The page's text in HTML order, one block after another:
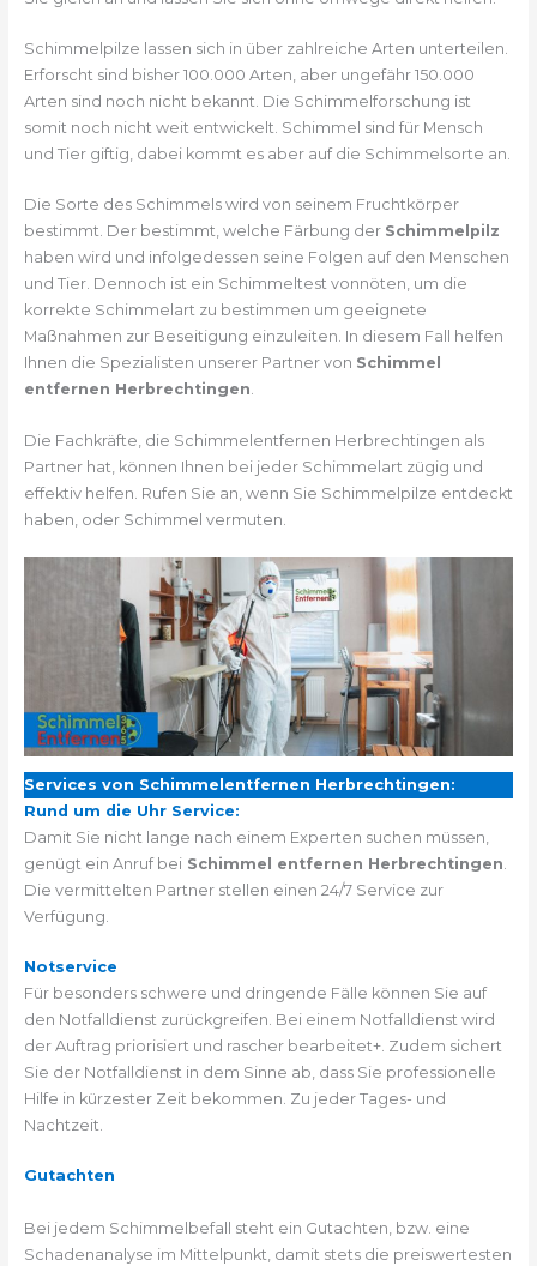
Schimmelpilze lassen sich in über zahlreiche Arten unterteilen.
Erforscht sind bisher 100.000 Arten, aber ungefähr 150.000
Arten sind noch nicht bekannt. Die Schimmelforschung ist
somit noch nicht weit entwickelt. Schimmel sind für Mensch
und Tier giftig, dabei kommt es aber auf die Schimmelsorte an.
Die Sorte des Schimmels wird von seinem Fruchtkörper
bestimmt. Der bestimmt, welche Färbung der Schimmelpilz
haben wird und infolgedessen seine Folgen auf den Menschen
und Tier. Dennoch ist ein Schimmeltest vonnöten, um die
korrekte Schimmelart zu bestimmen um geeignete
Maßnahmen zur Beseitigung einzuleiten. In diesem Fall helfen
Ihnen die Spezialisten unserer Partner von Schimmel
entfernen Herbrechtingen.
Die Fachkräfte, die Schimmelentfernen Herbrechtingen als
Partner hat, können Ihnen bei jeder Schimmelart zügig und
effektiv helfen. Rufen Sie an, wenn Sie Schimmelpilze entdeckt
haben, oder Schimmel vermuten.
Services von Schimmelentfernen Herbrechtingen:
Rund um die Uhr Service:
Damit Sie nicht lange nach einem Experten suchen müssen,
genügt ein Anruf bei Schimmel entfernen Herbrechtingen
Die vermittelten Partner stellen einen 24/7 Service zur
Verfügung.
Notservice
Für besonders schwere und dringende Fälle können Sie auf
den Notfalldienst zurückgreifen. Bei einem Notfalldienst wird
der Auftrag priorisiert und rascher bearbeitet+. Zudem sichert
Sie der Notfalldienst in dem Sinne ab, dass Sie professionelle
Hilfe in kürzester Zeit bekommen. Zu jeder Tages- und
Nachtzeit.
Gutachten
Bei jedem Schimmelbefall steht ein Gutachten, bzw. eine
Schadenanalyse im Mittelpunkt, damit stets die preiswertesten